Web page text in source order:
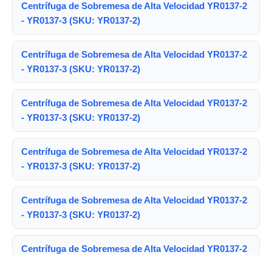
Centrífuga de Sobremesa de Alta Velocidad YR0137-2
- YR0137-3 (SKU: YR0137-2)
Centrífuga de Sobremesa de Alta Velocidad YR0137-2
- YR0137-3 (SKU: YR0137-2)
Centrífuga de Sobremesa de Alta Velocidad YR0137-2
- YR0137-3 (SKU: YR0137-2)
Centrífuga de Sobremesa de Alta Velocidad YR0137-2
- YR0137-3 (SKU: YR0137-2)
Centrífuga de Sobremesa de Alta Velocidad YR0137-2
- YR0137-3 (SKU: YR0137-2)
Centrífuga de Sobremesa de Alta Velocidad YR0137-2